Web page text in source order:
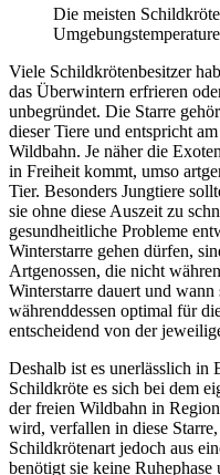
Die meisten
Viele Schildkrötenbesitzer
das Überwintern erfrieren
unbegründet. Die Starre
dieser Tiere und entspricht
Wildbahn. Je näher die
in Freiheit kommt, umso
Tier. Besonders Jungtiere
sie ohne diese Auszeit zu
gesundheitliche Probleme
Winterstarre gehen dürfen,
Artgenossen, die nicht
Winterstarre dauert und
währenddessen optimal für
entscheidend von der
Deshalb ist es unerlässlich in
Schildkröte es sich bei dem
der freien Wildbahn in
wird, verfallen in diese
Schildkrötenart jedoch aus
benötigt sie keine